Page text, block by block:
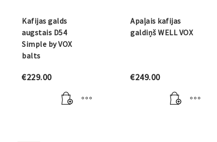
Kafijas galds
augstais D54
Simple by VOX
balts
€229.00
Apaļais kafijas
galdiņš WELL VOX
€249.00